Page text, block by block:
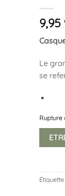
9,95
Le
se
Rupture
Étiquette